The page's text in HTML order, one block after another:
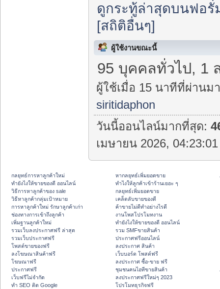
ดูกระทู้ล่าสุดบนฟอรั่
[สถิติอื่นๆ]
ผู้ใช้งานขณะนี้
95 บุคคลทั่วไป, 1
ผู้ใช้เมื่อ 15 นาทีที่ผ่านม
siritidaphon
วันนี้ออนไลน์มากที่สุด:
เมษายน 2026,
กลยุทธ์การหาลูกค้าใหม่
ทํายังไงให้ขายของดี ออนไลน์
วิธีการหาลูกค้าของ sale
วิธีหาลูกค้ากลุ่มเป้าหมาย
การหาลูกค้าใหม่ รักษาลูกค้าเก่า
ช่องทางการเข้าถึงลูกค้า
เพิ่มฐานลูกค้าใหม่
รวมเว็บลงประกาศฟรี ล่าสุด
รวมเว็บประกาศฟรี
โพสต์ขายของฟรี
ลงโฆษณาสินค้าฟรี
โฆษณาฟรี
ประกาศฟรี
เว็บฟรีไม่จำกัด
ทำ SEO ติด Google
หากลยุทธ์เพิ่มยอดขาย
ทําไงให้ลูกค้าเข้าร้านเยอะ ๆ
กลยุทธ์เพิ่มยอดขาย
เคล็ดลับขายของดี
ค้าขายไม่ดีทำอย่างไรดี
งานโพสโปรโมทงาน
ทํายังไงให้ขายของดี ออนไลน์
รวม SMFขายสินค้า
ประกาศฟรีออนไลน์
ลงประกาศ สินค้า
เว็บบอร์ด โพสต์ฟรี
ลงประกาศ ซื้อ-ขาย ฟรี
ชุมชนคนไอทีขายสินค้า
ลงประกาศฟรีใหม่ๆ 2023
โปรโมทธุรกิจฟรี